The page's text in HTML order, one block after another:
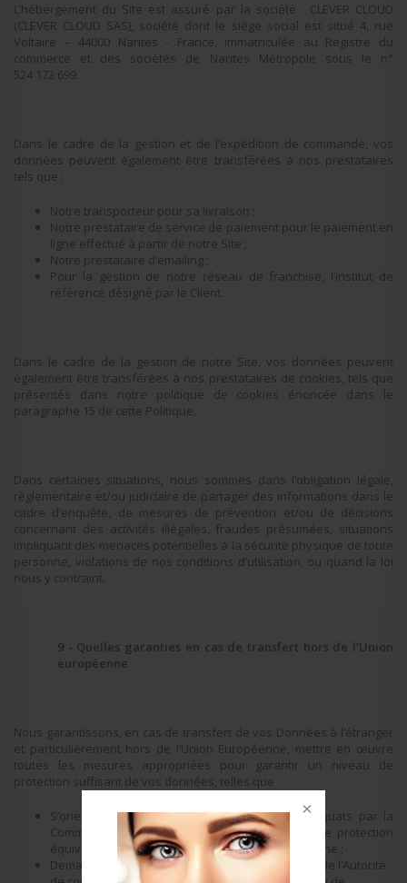
L’hébergement du Site est assuré par la société : CLEVER CLOUD
(CLEVER CLOUD SAS), société dont le siège social est situé 4, rue
Voltaire – 44000 Nantes - France, immatriculée au Registre du
commerce et des sociétés de Nantes Métropole sous le n°
524 172 699.
Dans le cadre de la gestion et de l’expédition de commande, vos
données peuvent également être transférées à nos prestataires
tels que :
Notre transporteur pour sa livraison ;
Notre prestataire de service de paiement pour le paiement en
ligne effectué à partir de notre Site ;
Notre prestataire d’emailing ;
Pour la gestion de notre réseau de franchise, l’institut de
référence désigné par le Client.
Dans le cadre de la gestion de notre Site, vos données peuvent
également être transférées à nos prestataires de cookies, tels que
présentés dans notre politique de cookies énoncée dans le
paragraphe 15 de cette Politique.
Dans certaines situations, nous sommes dans l’obligation légale,
règlementaire et/ou judiciaire de partager des informations dans le
cadre d’enquête, de mesures de prévention et/ou de décisions
concernant des activités illégales, fraudes présumées, situations
impliquant des menaces potentielles à la sécurité physique de toute
personne, violations de nos conditions d’utilisation, ou quand la loi
nous y contraint.
9 - Quelles garanties en cas de transfert hors de l’Union
européenne
Nous garantissons, en cas de transfert de vos Données à l’étranger
et particulièrement hors de l’Union Européenne, mettre en œuvre
toutes les mesures appropriées pour garantir un niveau de
protection suffisant de vos données, telles que :
S’orienter vers les pays reconnus comme adéquats par la
Commission européenne, c’est-à-dire offrant une protection
équivalente à celle garantie par l’Union européenne ;
Demander les autorisations nécessaires auprès de l’Autorité